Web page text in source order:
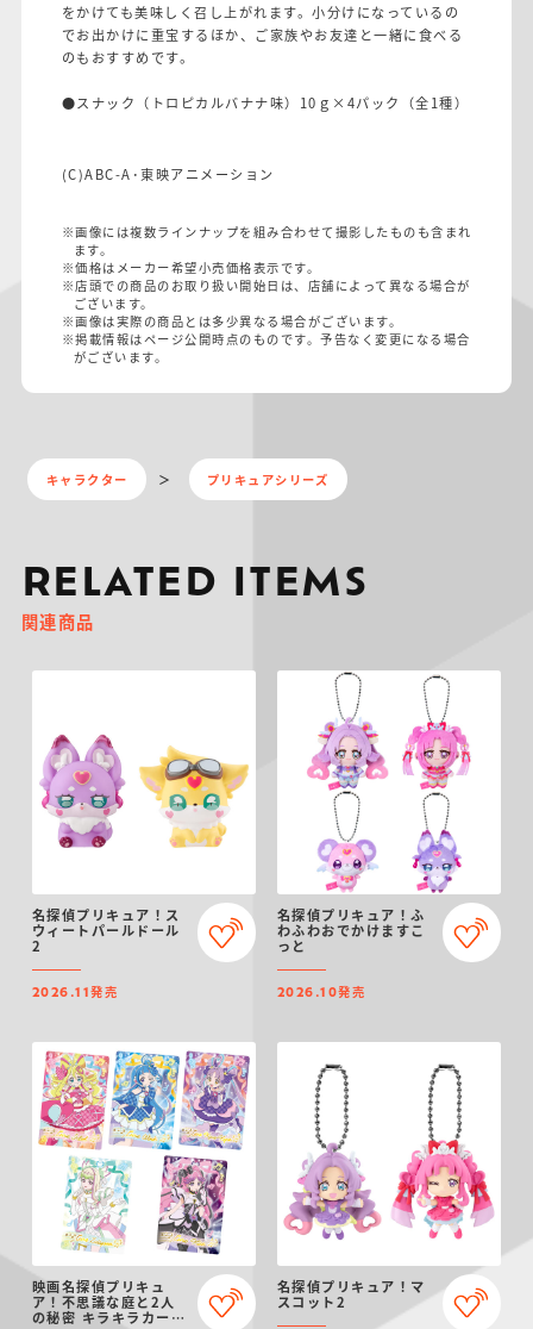
をかけても美味しく召し上がれます。小分けになっているの
でお出かけに重宝するほか、ご家族やお友達と一緒に食べる
のもおすすめです。
●スナック（トロピカルバナナ味）10ｇ×4パック（全1種）
(C)ABC-A･東映アニメーション
※画像には複数ラインナップを組み合わせて撮影したものも含まれ
ます。
※価格はメーカー希望小売価格表示です。
※店頭での商品のお取り扱い開始日は、店舗によって異なる場合が
ございます。
※画像は実際の商品とは多少異なる場合がございます。
※掲載情報はページ公開時点のものです。予告なく変更になる場合
がございます。
キャラクター プリキュアシリーズ
RELATED ITEMS
関連商品
名探偵プリキュア！ス
ウィートパールドール
2
2026.11発売
名探偵プリキュア！ふ
わふわおでかけますこ
っと
2026.10発売
映画名探偵プリキュ
ア！不思議な庭と2人
の秘密 キラキラカード
名探偵プリキュア！マ
スコット2